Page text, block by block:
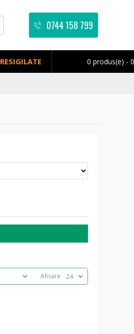
0744 158 799
RESIGILATE 0 produs(e) -
Afisare